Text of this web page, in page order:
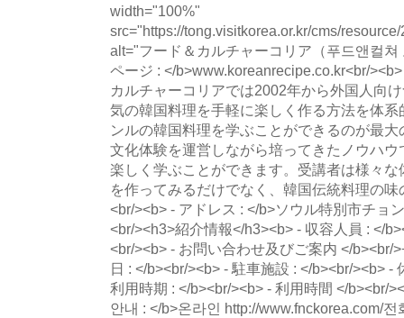
width="100%"
src="https://tong.visitkorea.or.kr/cms/
alt="フード＆カルチャーコリア（푸드앤컬
ページ : </b>www.koreanrecipe.co.kr<br/
カルチャーコリアでは2002年から外国人向
気の韓国料理を手軽に楽しく作る方法を体
ンルの韓国料理を学ぶことができるのが最
文化体験を運営しながら培ってきたノウハ
楽しく学ぶことができます。受講者は様々
を作ってみるだけでなく、韓国伝統料理の
<br/><b> - アドレス : </b>ソウル特別市チョ
<br/><h3>紹介情報</h3><b> - 収容人員 : </
<br/><b> - お問い合わせ及びご案内 </b><br/
日 : </b><br/><b> - 駐車施設 : </b><br/><b> -
利用時期 : </b><br/><b> - 利用時間 </b><br/
안내 : </b>온라인 http://www.fnckorea.com/